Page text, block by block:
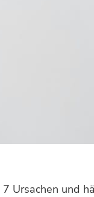
Ursachen und